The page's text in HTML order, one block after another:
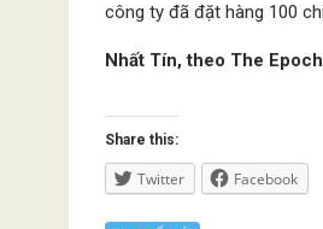
công ty đã đặt hàng 100
Nhất Tín, theo The
Share this:
Twitter Facebook